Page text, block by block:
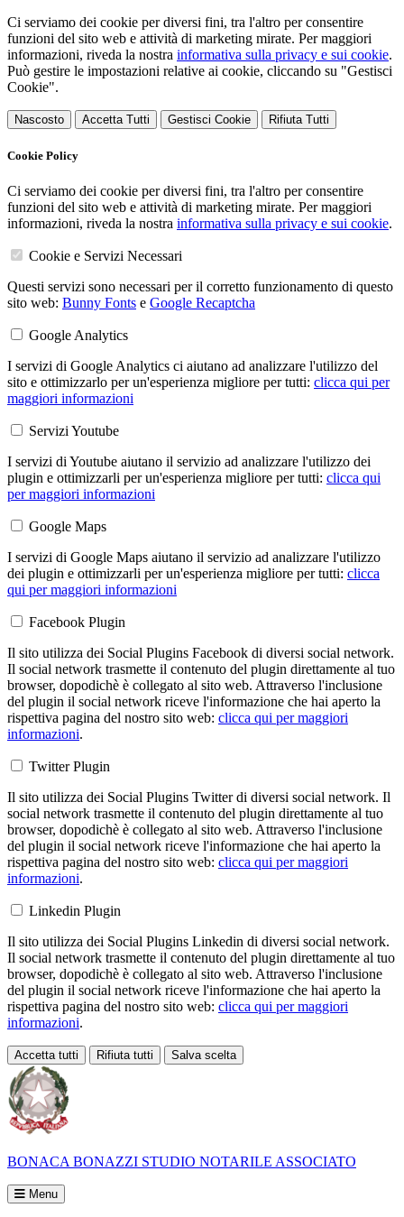
Ci serviamo dei cookie per diversi fini, tra l'altro per consentire
funzioni del sito web e attività di marketing mirate. Per maggiori
informazioni, riveda la nostra informativa sulla privacy e sui cookie.
Può gestire le impostazioni relative ai cookie, cliccando su "Gestisci
Cookie".
Nascosto Accetta Tutti Gestisci Cookie Rifiuta Tutti
Cookie Policy
Ci serviamo dei cookie per diversi fini, tra l'altro per consentire
funzioni del sito web e attività di marketing mirate. Per maggiori
informazioni, riveda la nostra informativa sulla privacy e sui cookie.
Cookie e Servizi Necessari
Questi servizi sono necessari per il corretto funzionamento di questo
sito web: Bunny Fonts e Google Recaptcha
Google Analytics
I servizi di Google Analytics ci aiutano ad analizzare l'utilizzo del
sito e ottimizzarlo per un'esperienza migliore per tutti: clicca qui per
maggiori informazioni
Servizi Youtube
I servizi di Youtube aiutano il servizio ad analizzare l'utilizzo dei
plugin e ottimizzarli per un'esperienza migliore per tutti: clicca qui
per maggiori informazioni
Google Maps
I servizi di Google Maps aiutano il servizio ad analizzare l'utilizzo
dei plugin e ottimizzarli per un'esperienza migliore per tutti: clicca
qui per maggiori informazioni
Facebook Plugin
Il sito utilizza dei Social Plugins Facebook di diversi social network.
Il social network trasmette il contenuto del plugin direttamente al tuo
browser, dopodichè è collegato al sito web. Attraverso l'inclusione
del plugin il social network riceve l'informazione che hai aperto la
rispettiva pagina del nostro sito web: clicca qui per maggiori
informazioni.
Twitter Plugin
Il sito utilizza dei Social Plugins Twitter di diversi social network. Il
social network trasmette il contenuto del plugin direttamente al tuo
browser, dopodichè è collegato al sito web. Attraverso l'inclusione
del plugin il social network riceve l'informazione che hai aperto la
rispettiva pagina del nostro sito web: clicca qui per maggiori
informazioni.
Linkedin Plugin
Il sito utilizza dei Social Plugins Linkedin di diversi social network.
Il social network trasmette il contenuto del plugin direttamente al tuo
browser, dopodichè è collegato al sito web. Attraverso l'inclusione
del plugin il social network riceve l'informazione che hai aperto la
rispettiva pagina del nostro sito web: clicca qui per maggiori
informazioni.
Accetta tutti Rifiuta tutti Salva scelta
Loading...
BONACA BONAZZI STUDIO NOTARILE ASSOCIATO
Menu